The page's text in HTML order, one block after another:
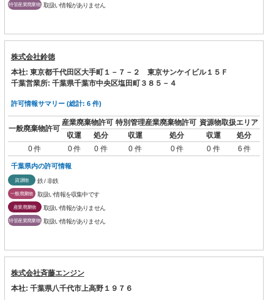
特管産業廃棄物 取扱い情報がありません
株式会社鈴徳
本社: 東京都千代田区大手町１－７－２ 東京サンケイビル１５Ｆ
千葉営業所: 千葉県千葉市中央区塩田町３８５－４
許可情報サマリー (総計: 6 件)
一般廃棄物許可
産業廃棄物許可 特別管理産業廃棄物許可 資源物取扱エリア
収運
処分 収運 処分 収運
処分
0 件
0 件 0 件 0 件 0 件 0 件 6 件
千葉県内の許可情報
資源物 鉄 / 非鉄
一般廃棄物 取扱い情報を収集中です
産業廃棄物 取扱い情報がありません
特管産業廃棄物 取扱い情報がありません
株式会社斉藤エンジン
本社: 千葉県八千代市上高野１９７６